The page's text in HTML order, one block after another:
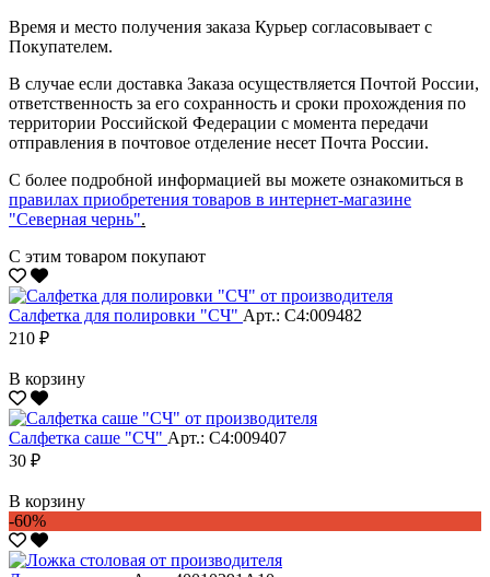
Время и место получения заказа Курьер согласовывает с
Покупателем.
В случае если доставка Заказа осуществляется Почтой России,
ответственность за его сохранность и сроки прохождения по
территории Российской Федерации с момента передачи
отправления в почтовое отделение несет Почта России.
С более подробной информацией вы можете ознакомиться в
правилах приобретения товаров в интернет-магазине
"Северная чернь".
С этим товаром покупают
Салфетка для полировки "CЧ" Арт.: С4:009482
210 ₽
В корзину
Салфетка саше "CЧ" Арт.: С4:009407
30 ₽
В корзину
-60%